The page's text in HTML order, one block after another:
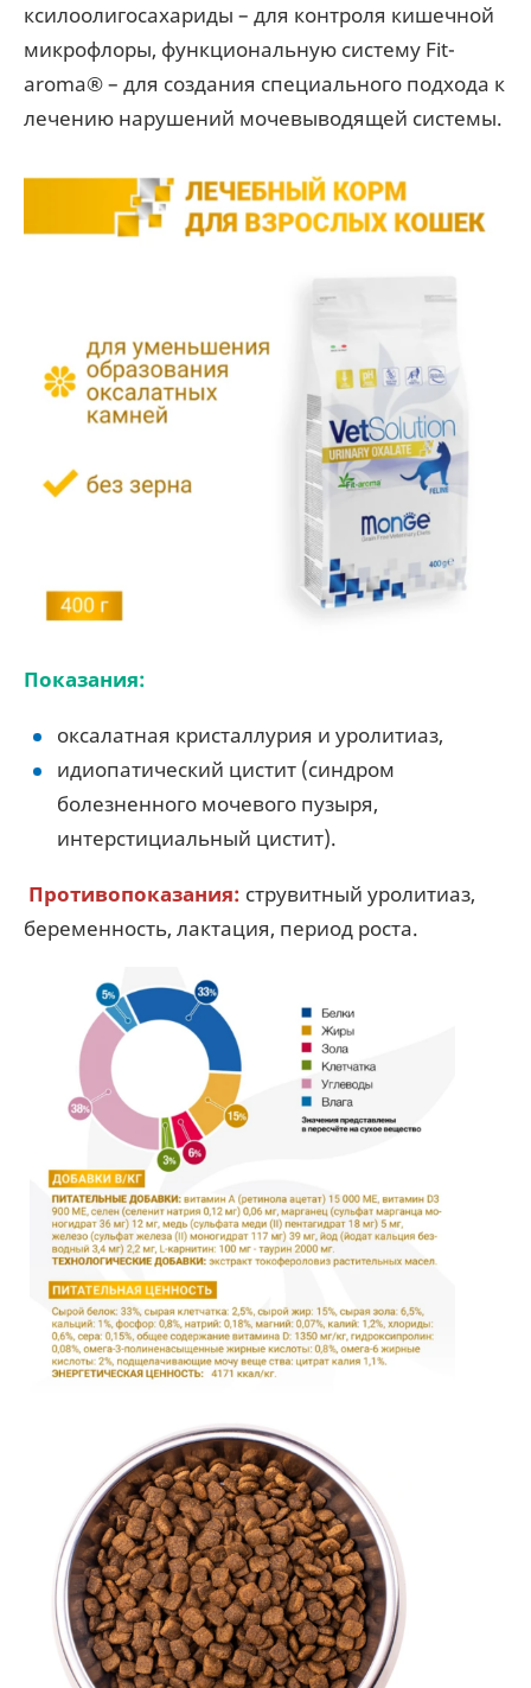
ксилоолигосахариды – для контроля кишечной
микрофлоры, функциональную систему Fit-
aroma® – для создания специального подхода к
лечению нарушений мочевыводящей системы.
Показания:
оксалатная кристаллурия и уролитиаз,
идиопатический цистит (синдром
болезненного мочевого пузыря,
интерстициальный цистит).
Противопоказания: струвитный уролитиаз,
беременность, лактация, период роста.